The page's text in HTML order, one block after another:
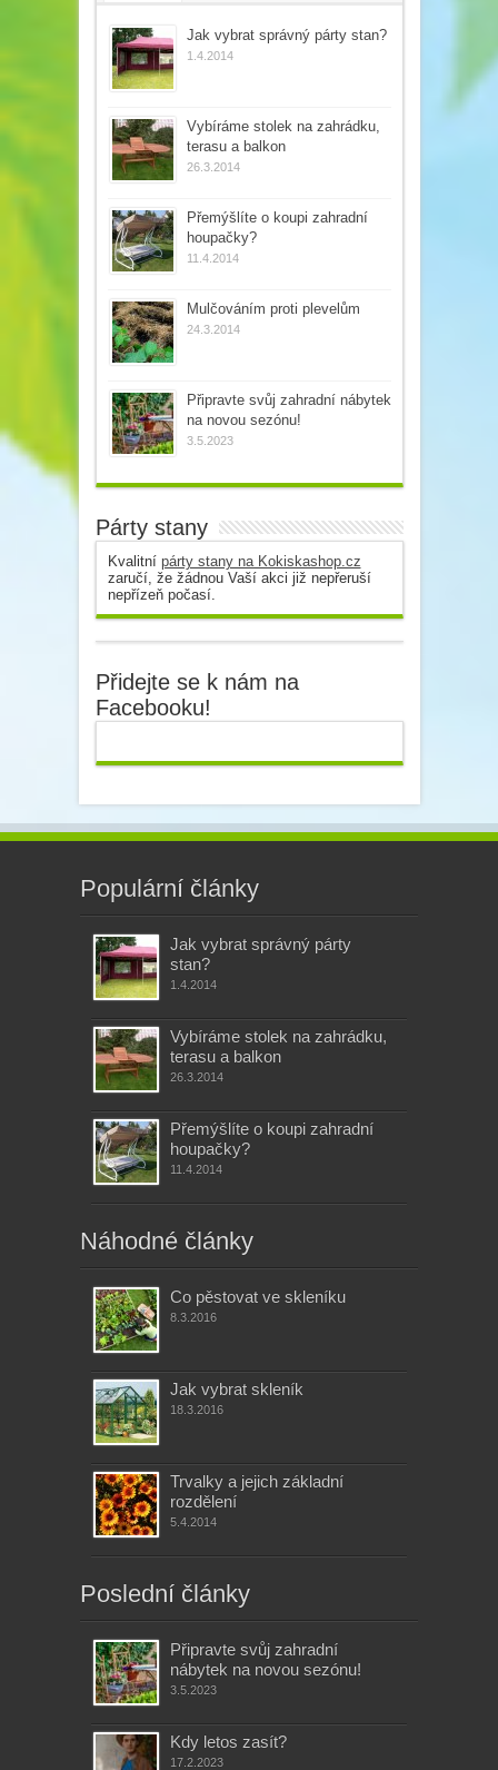
Tagy Jak vybrat správný párty stan?
1.4.2014
Vybíráme stolek na zahrádku,
terasu a balkon
26.3.2014
Přemýšlíte o koupi zahradní
houpačky?
11.4.2014
Mulčováním proti plevelům
24.3.2014
Připravte svůj zahradní nábytek
na novou sezónu!
3.5.2023
Párty stany
Kvalitní párty stany na Kokiskashop.cz
zaručí, že žádnou Vaší akci již nepřeruší
nepřízeň počasí.
Přidejte se k nám na
Facebooku!
Populární články
Jak vybrat správný párty
stan?
1.4.2014
Vybíráme stolek na zahrádku,
terasu a balkon
26.3.2014
Přemýšlíte o koupi zahradní
houpačky?
11.4.2014
Náhodné články
Co pěstovat ve skleníku
8.3.2016
Jak vybrat skleník
18.3.2016
Trvalky a jejich základní
rozdělení
5.4.2014
Poslední články
Připravte svůj zahradní
nábytek na novou sezónu!
3.5.2023
Kdy letos zasít?
17.2.2023